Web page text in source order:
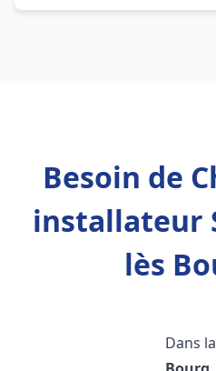
Besoin de
installateur
lès
Dans